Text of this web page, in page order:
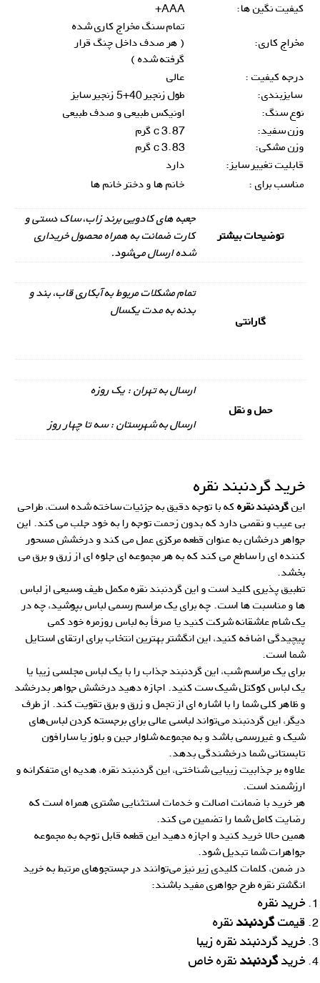
کیفیت نگین ها: AAA+
مخراج کاری:
تمام سنگ مخراج کاری شده
( هر صدف داخل چنگ قرار
گرفته شده )
درجه کیفیت :
عالی
سایزبندی:
طول زنجیر 40+5 زنجیر سایز
نوع سنگ:
اونیکس طبیعی و صدف طبیعی
وزن سفید:
وزن مشکی:
3.87 c گرم
3.83 c گرم
قابلیت تغییر سایز:
دارد
مناسب برای :
خانم ها و دختر خانم ها
توضیحات بیشتر
جعبه های کادویی برند زاب، ساک دستی و
کارت ضمانت به همراه محصول خریداری
شده ارسال می‌شود.
گارانتی
تمام مشکلات مربوط به آبکاری قاب، بند و
بدنه به مدت یکسال
حمل و نقل
ارسال به تهران : یک روزه
ارسال به شهرستان : سه تا چهار روز
خرید گردنبند نقره
اینگردنبند نقرهکه با توجه دقیق به جزئیات ساخته شده است، طراحی
بی عیب و نقصی دارد که بدون زحمت توجه را به خود جلب می کند. این
جواهر درخشان به عنوان قطعه مرکزی عمل می کند و درخشش مسحور
کننده ای را ساطع می کند که به هر مجموعه ای جلوه ای از زرق و برق می
بخشد.
تطبیق پذیری کلید است و این گردنبند نقره مکمل طیف وسیعی از لباس
ها و مناسبت ها است. چه برای یک مراسم رسمی لباس بپوشید، چه در
یک شام عاشقانه شرکت کنید یا صرفاً به لباس روزمره خود کمی
پیچیدگی اضافه کنید، این انگشتر بهترین انتخاب برای ارتقای استایل
شما است.
برای یک مراسم شب، این گردنبند جذاب را با یک لباس مجلسی زیبا یا
یک لباس کوکتل شیک ست کنید. اجازه دهید درخشش جواهر بدرخشد
و ظاهر کلی شما را با اشاره ای از تجمل و زرق و برق تقویت کند. از طرف
دیگر، این گردنبند می‌تواند لباسی عالی برای برجسته کردن لباس‌های
شیک و غیررسمی باشد و به مجموعه شلوار جین و بلوز یا سارافون
تابستانی شما درخشندگی بدهد.
علاوه بر جذابیت زیبایی شناختی، این گردنبند نقره، هدیه ای متفکرانه و
ارزشمند است.
هر خرید با ضمانت اصالت و خدمات استثنایی مشتری همراه است که
رضایت کامل شما را تضمین می کند.
همین حالا خرید کنید و اجازه دهید این قطعه قابل توجه به مجموعه
جواهرات شما تبدیل شود.
در ضمن، کلمات کلیدی زیر نیز می‌توانند در جستجوهای مرتبط به خرید
انگشتر نقره طرح جواهری مفید باشند:
خرید نقره
قیمتگردنبندنقره
خرید گردنبند نقره زیبا
خریدگردنبندنقره خاص